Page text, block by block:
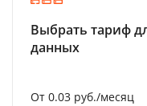
Выбрать тариф
данных
От 0.03 руб./месяц